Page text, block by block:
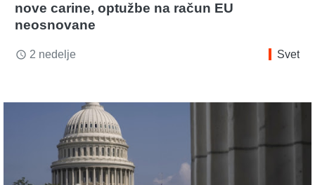
nove carine, optužbe na račun EU
neosnovane
access_time 2 nedelje Svet